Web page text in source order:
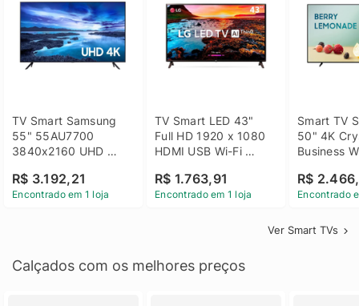
TV Smart Samsung
55" 55AU7700
3840x2160 UHD
Bluetooth
R$ 3.192,21
Encontrado em 1 loja
TV Smart LED 43"
Full HD 1920 x 1080
HDMI USB Wi-Fi
43LM631C0SB LG
R$ 1.763,91
Encontrado em 1 loja
Smart TV
50" 4K
Business
R$
Encontrado
Ver Smart TVs
Calçados com os melhores preços